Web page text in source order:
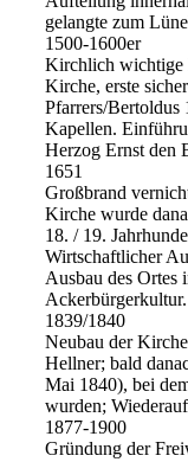
gelangte zum
1500‑1600er
Kirchlich wichtige
Kirche, erste
Pfarrers/
Kapellen.
Herzog Ernst den
1651
Großbrand
Kirche wurde
18. / 19.
Wirtschaftlicher
Ausbau des
Ackerbürgerkultur.
1839/1840
Neubau der
Hellner; bald
Mai 1840), bei
wurden;
1877‑1900
Gründung der